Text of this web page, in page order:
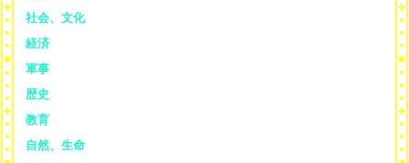
社会、文化
経済
軍事
歴史
教育
自然、生命